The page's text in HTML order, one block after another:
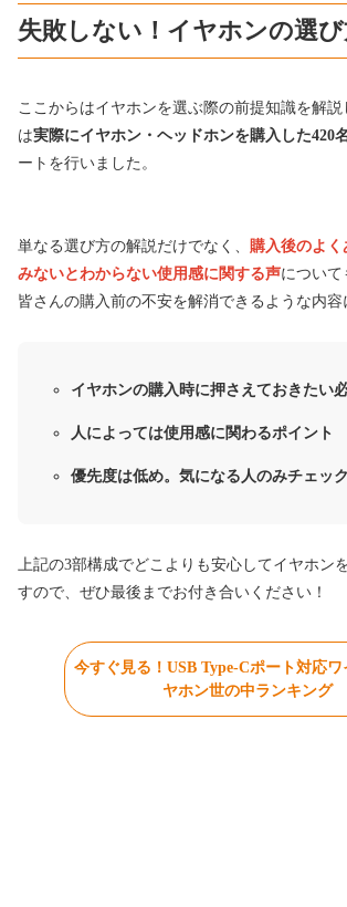
失敗しない！イヤホンの選
ここからはイヤホンを選ぶ際の前提知識を解説
は実際にイヤホン・ヘッドホンを購入した420
ートを行いました。
単なる選び方の解説だけでなく、 購入後のよく
みないとわからない使用感に関する声について
皆さんの購入前の不安を解消できるような内容
イヤホンの購入時に押さえておきたい
人によっては使用感に関わるポイント
優先度は低め。気になる人のみチェッ
上記の3部構成でどこよりも安心してイヤホン
すので、ぜひ最後までお付き合いください！
今すぐ見る！USB Type-Cポート対応ワ
ヤホン世の中ランキング